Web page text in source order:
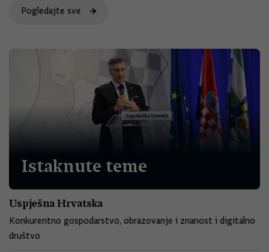
Pogledajte sve
Istaknute teme
Uspješna Hrvatska
Konkurentno gospodarstvo, obrazovanje i znanost i digitalno
društvo